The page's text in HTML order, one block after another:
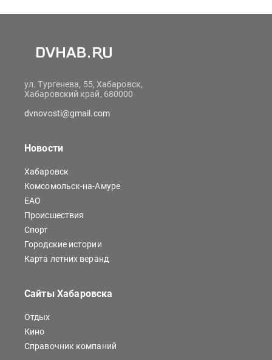
ул. Тургенева, 55, Хабаровск,
Хабаровский край, 680000
dvnovosti@gmail.com
Новости
Хабаровск
Комсомольск-на-Амуре
ЕАО
Происшествия
Спорт
Городские истории
Карта летних веранд
Сайты Хабаровска
Отдых
Кино
Справочник компаний